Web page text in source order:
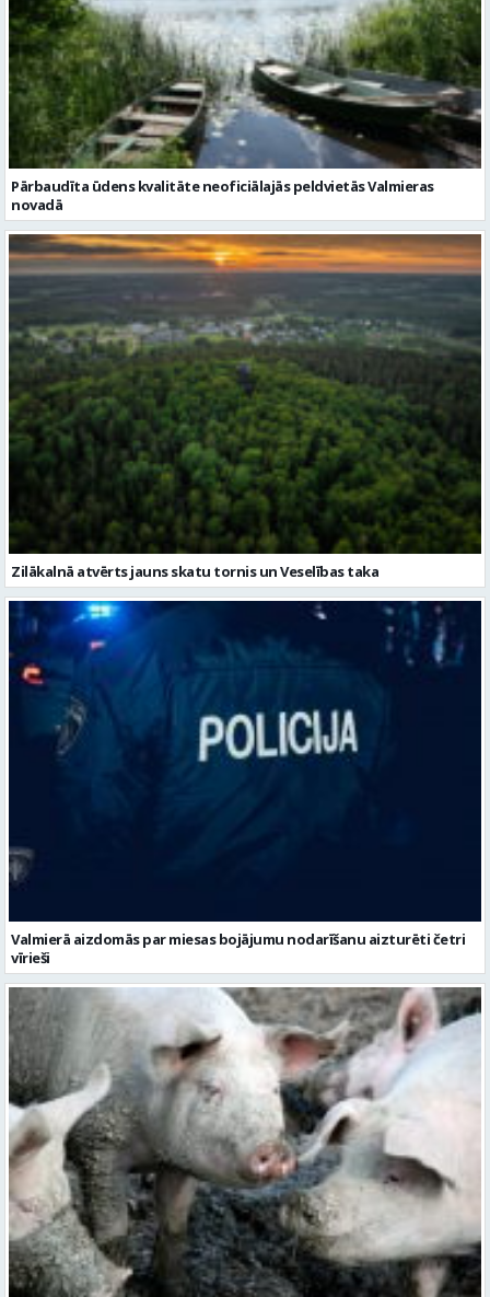
Pārbaudīta ūdens kvalitāte neoficiālajās peldvietās Valmieras
novadā
Zilākalnā atvērts jauns skatu tornis un Veselības taka
Valmierā aizdomās par miesas bojājumu nodarīšanu aizturēti četri
vīrieši